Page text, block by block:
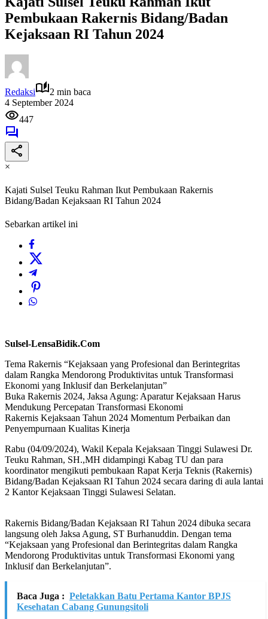
Pembukaan Rakernis Bidang/Badan
Kejaksaan RI Tahun 2024
Redaksi
2 min baca
4 September 2024
447
×
Kajati Sulsel Teuku Rahman Ikut Pembukaan Rakernis
Bidang/Badan Kejaksaan RI Tahun 2024
Sebarkan artikel ini
Sulsel-LensaBidik.Com
Tema Rakernis “Kejaksaan yang Profesional dan Berintegritas
dalam Rangka Mendorong Produktivitas untuk Transformasi
Ekonomi yang Inklusif dan Berkelanjutan”
Buka Rakernis 2024, Jaksa Agung: Aparatur Kejaksaan Harus
Mendukung Percepatan Transformasi Ekonomi
Rakernis Kejaksaan Tahun 2024 Momentum Perbaikan dan
Penyempurnaan Kualitas Kinerja
Rabu (04/09/2024), Wakil Kepala Kejaksaan Tinggi Sulawesi Dr.
Teuku Rahman, SH.,MH didampingi Kabag TU dan para
koordinator mengikuti pembukaan Rapat Kerja Teknis (Rakernis)
Bidang/Badan Kejaksaan RI Tahun 2024 secara daring di aula lantai
2 Kantor Kejaksaan Tinggi Sulawesi Selatan.
Rakernis Bidang/Badan Kejaksaan RI Tahun 2024 dibuka secara
langsung oleh Jaksa Agung, ST Burhanuddin. Dengan tema
“Kejaksaan yang Profesional dan Berintegritas dalam Rangka
Mendorong Produktivitas untuk Transformasi Ekonomi yang
Inklusif dan Berkelanjutan”.
Baca Juga : Peletakkan Batu Pertama Kantor BPJS
Kesehatan Cabang ­Gunungsitoli